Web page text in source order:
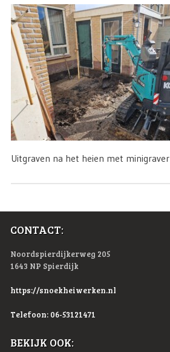
Uitgraven na het heien met minigraver
CONTACT:
Noordspierdijkerweg 205
1643 NP Spierdijk
https://snoekheiwerken.nl
Telefoon: 06-53121471
BEKIJK OOK: